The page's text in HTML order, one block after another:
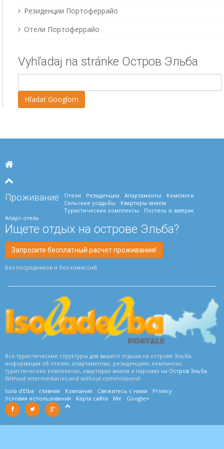
Резиденции Портоферрайо
Отели Портоферрайо
Vyhľadaj na stránke Остров Эльба
Проживание Отели Резиденции Апартаменты
Кемпинги
Сельские усадьбы
Квартиры внаем
Туристические комплексы
Постель и завтрак
Апарт-отель
Ищете отдых на острове Эльба?
Запросите бесплатный расчет проживания!
Без посредников и без комиссий
Все туристические структуры для вашего отдыха на острове Эльба,
информация об отелях, апартаментах, резиденциях, кемпингах,
туристических комплексах, квартирах внаем и паромах на Остров Эльба
Without intermediaries and without commissions!!
Isola d'Elba
главная Компания Свяжитесь с нами
Privacy
Условия использования
Карта сайта Me Google+